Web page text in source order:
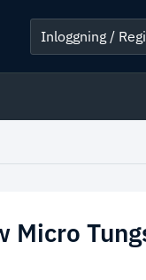
Inloggning /
Micro